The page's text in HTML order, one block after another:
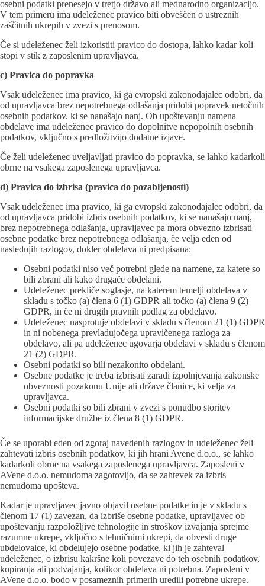
osebni podatki prenesejo v tretjo državo ali mednarodno organizacijo.
V tem primeru ima udeleženec pravico biti obveščen o ustreznih
zaščitnih ukrepih v zvezi s prenosom.
Če si udeleženec želi izkoristiti pravico do dostopa, lahko kadar koli
stopi v stik z zaposlenim upravljavca.
c) Pravica do popravka
Vsak udeleženec ima pravico, ki ga evropski zakonodajalec odobri, da
od upravljavca brez nepotrebnega odlašanja pridobi popravek netočnih
osebnih podatkov, ki se nanašajo nanj. Ob upoštevanju namena
obdelave ima udeleženec pravico do dopolnitve nepopolnih osebnih
podatkov, vključno s predložitvijo dodatne izjave.
Če želi udeleženec uveljavljati pravico do popravka, se lahko kadarkoli
obrne na vsakega zaposlenega upravljavca.
d) Pravica do izbrisa (pravica do pozabljenosti)
Vsak udeleženec ima pravico, ki ga evropski zakonodajalec odobri, da
od upravljavca pridobi izbris osebnih podatkov, ki se nanašajo nanj,
brez nepotrebnega odlašanja, upravljavec pa mora obvezno izbrisati
osebne podatke brez nepotrebnega odlašanja, če velja eden od
naslednjih razlogov, dokler obdelava ni predpisana:
Osebni podatki niso več potrebni glede na namene, za katere so
bili zbrani ali kako drugače obdelani.
Udeleženec prekliče soglasje, na katerem temelji obdelava v
skladu s točko (a) člena 6 (1) GDPR ali točko (a) člena 9 (2)
GDPR, in če ni drugih pravnih podlag za obdelavo.
Udeleženec nasprotuje obdelavi v skladu s členom 21 (1) GDPR
in ni nobenega prevladujočega upravičenega razloga za
obdelavo, ali pa udeleženec ugovarja obdelavi v skladu s členom
21 (2) GDPR.
Osebni podatki so bili nezakonito obdelani.
Osebne podatke je treba izbrisati zaradi izpolnjevanja zakonske
obveznosti pozakonu Unije ali države članice, ki velja za
upravljavca.
Osebni podatki so bili zbrani v zvezi s ponudbo storitev
informacijske družbe iz člena 8 (1) GDPR.
Če se uporabi eden od zgoraj navedenih razlogov in udeleženec želi
zahtevati izbris osebnih podatkov, ki jih hrani Avene d.o.o., se lahko
kadarkoli obrne na vsakega zaposlenega upravljavca. Zaposleni v
AVene d.o.o. nemudoma zagotovijo, da se zahtevek za izbris
nemudoma upošteva.
Kadar je upravljavec javno objavil osebne podatke in je v skladu s
členom 17 (1) zavezan, da izbriše osebne podatke, upravljavec ob
upoštevanju razpoložljive tehnologije in stroškov izvajanja sprejme
razumne ukrepe, vključno s tehničnimi ukrepi, da obvesti druge
ubdelovalce, ki obdelujejo osebne podatke, ki jih je zahteval
udeleženec, o izbrisu kakršne koli povezave do teh osebnih podatkov,
kopiranja ali podvajanja, kolikor obdelava ni potrebna. Zaposleni v
AVene d.o.o. bodo v posameznih primerih uredili potrebne ukrepe.